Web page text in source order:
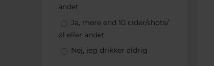
andet
Ja, mere end 10 cider/shots/
øl eller andet
Nej, jeg drikker aldrig